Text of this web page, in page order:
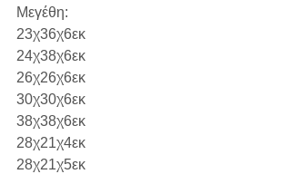
Μεγέθη:
23χ36χ6εκ
24χ38χ6εκ
26χ26χ6εκ
30χ30χ6εκ
38χ38χ6εκ
28χ21χ4εκ
28χ21χ5εκ